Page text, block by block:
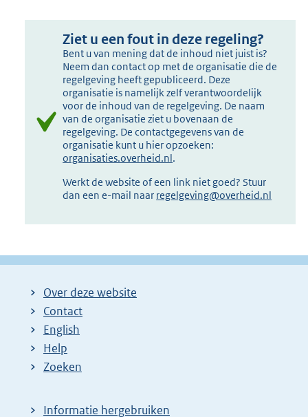
Ziet u een fout in deze regeling?
Bent u van mening dat de inhoud niet juist is?
Neem dan contact op met de organisatie die de
regelgeving heeft gepubliceerd. Deze
organisatie is namelijk zelf verantwoordelijk
voor de inhoud van de regelgeving. De naam
van de organisatie ziet u bovenaan de
regelgeving. De contactgegevens van de
organisatie kunt u hier opzoeken:
organisaties.overheid.nl.
Werkt de website of een link niet goed? Stuur
dan een e-mail naar regelgeving@overheid.nl
Over deze website
Contact
English
Help
Zoeken
Informatie hergebruiken